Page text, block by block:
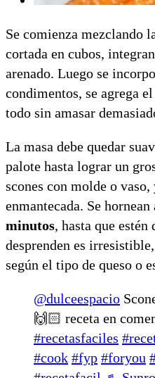
Se comienza mezclando
cortada en cubos,
arenado. Luego se
condimentos, se agrega
todo sin amasar
La masa debe quedar
palote hasta lograr un
scones con molde o
enmantecada. Se hornean
minutos, hasta que
desprenden es
según el tipo de queso o
@dulceespacio
🙌🏻 receta en
#recetasfaciles
#cook #fyp #foryou